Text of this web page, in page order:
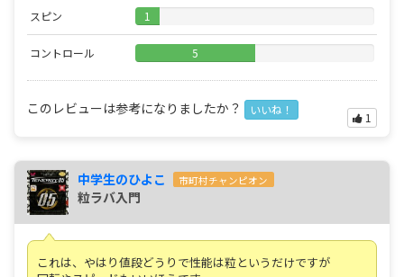
スピン 1
コントロール 5
このレビューは参考になりましたか？ いいね！
1
中学生のひよこ 市町村チャンピオン
粒ラバ入門
これは、やはり値段どうりで性能は粒というだけですが